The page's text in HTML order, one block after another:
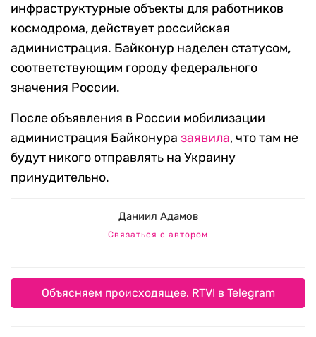
инфраструктурные объекты для работников
космодрома, действует российская
администрация. Байконур наделен статусом,
соответствующим городу федерального
значения России.
После объявления в России мобилизации
администрация Байконура заявила, что там не
будут никого отправлять на Украину
принудительно.
Даниил Адамов
Связаться с автором
Объясняем происходящее. RTVI в Telegram